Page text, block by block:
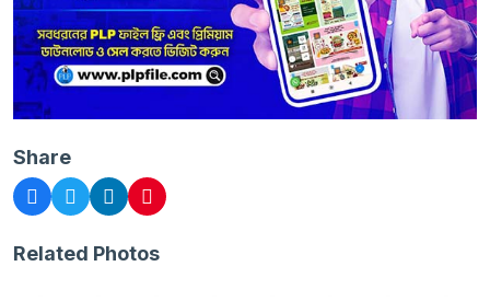
Share
Related Photos